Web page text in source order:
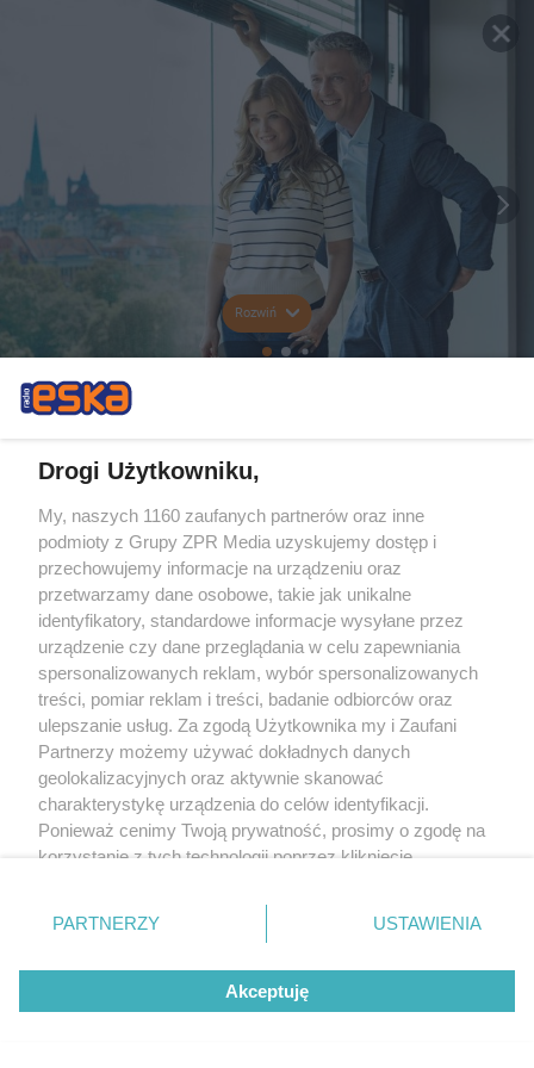
Rozwiń
Drogi Użytkowniku,
My, naszych 1160 zaufanych partnerów oraz inne
podmioty z Grupy ZPR Media uzyskujemy dostęp i
przechowujemy informacje na urządzeniu oraz
przetwarzamy dane osobowe, takie jak unikalne
identyfikatory, standardowe informacje wysyłane przez
urządzenie czy dane przeglądania w celu zapewniania
spersonalizowanych reklam, wybór spersonalizowanych
treści, pomiar reklam i treści, badanie odbiorców oraz
ulepszanie usług. Za zgodą Użytkownika my i Zaufani
Partnerzy możemy używać dokładnych danych
geolokalizacyjnych oraz aktywnie skanować
charakterystykę urządzenia do celów identyfikacji.
Ponieważ cenimy Twoją prywatność, prosimy o zgodę na
korzystanie z tych technologii poprzez kliknięcie
zmienić/wycofać klikając przycisk ustawień prywatności
znajdujący się w lewym dolnym rogu strony
rodzaje przetwarzania danych nie wymagają zgody
użytkownika, ale masz prawo sprzeciwić się takiemu
przetwarzaniu. Preferencje będą miały zastosowanie tylko
PARTNERZY USTAWIENIA
Akceptuję